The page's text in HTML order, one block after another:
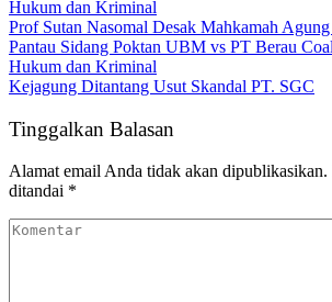
Hukum dan Kriminal
Prof Sutan Nasomal Desak Mahkamah
Pantau Sidang Poktan UBM vs PT Berau Coal
Hukum dan Kriminal
Kejagung Ditantang Usut Skandal PT. SGC
Tinggalkan Balasan
Alamat email Anda tidak akan dipublikasikan.
ditandai *